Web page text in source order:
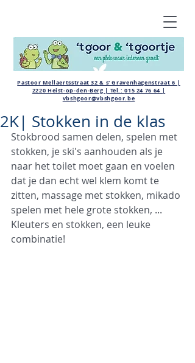
Pastoor Mellaertsstraat 32 & s' Gravenhagenstraat 6 |
2220 Heist-op-den-Berg | Tel.:015 24 76 64 |
vbshgoor@vbshgoor.be
2K| Stokken in de klas
Stokbrood samen delen, spelen met
stokken, je ski's aanhouden als je
naar het toilet moet gaan en voelen
dat je dan echt wel klem komt te
zitten, massage met stokken, mikado
spelen met hele grote stokken, ...
Kleuters en stokken, een leuke
combinatie!